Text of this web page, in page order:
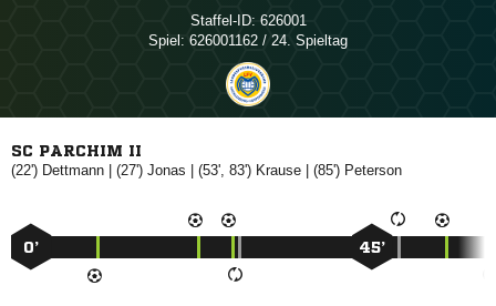
Staffel-ID: 626001
Spiel: 626001162 / 24. Spieltag
SC PARCHIM II
(22')  | (27')  | (53', 83')  | (85') 
0’ 45’